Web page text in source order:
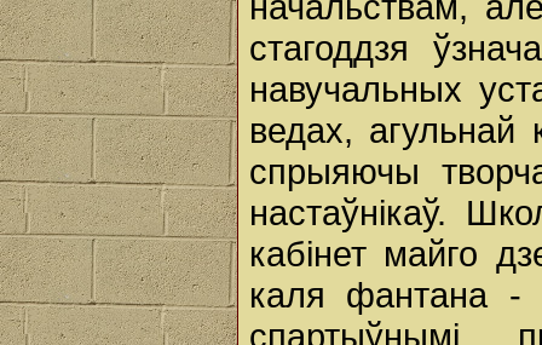
стагоддзя
навучальных
ведах, агульнай
спрыяючы
настаўнікаў.
кабінет майго
каля фантана -
спартыўнымі